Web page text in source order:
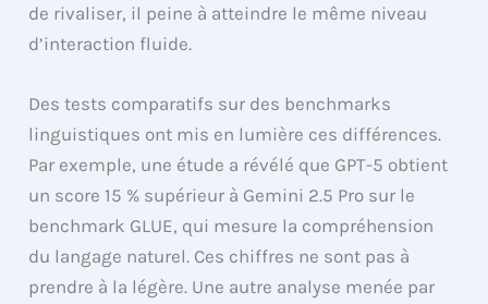
de rivaliser, il peine à atteindre le même niveau
d’interaction fluide.
Des tests comparatifs sur des benchmarks
linguistiques ont mis en lumière ces différences.
Par exemple, une étude a révélé que GPT-5 obtient
un score 15 % supérieur à Gemini 2.5 Pro sur le
benchmark GLUE, qui mesure la compréhension
du langage naturel. Ces chiffres ne sont pas à
prendre à la légère. Une autre analyse menée par